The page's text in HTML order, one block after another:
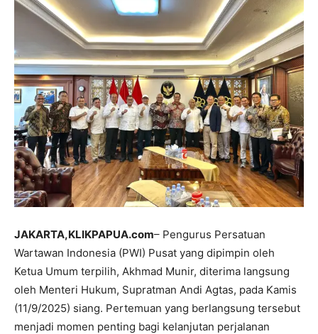
JAKARTA,KLIKPAPUA.com– Pengurus Persatuan
Wartawan Indonesia (PWI) Pusat yang dipimpin oleh
Ketua Umum terpilih, Akhmad Munir, diterima langsung
oleh Menteri Hukum, Supratman Andi Agtas, pada Kamis
(11/9/2025) siang. Pertemuan yang berlangsung tersebut
menjadi momen penting bagi kelanjutan perjalanan